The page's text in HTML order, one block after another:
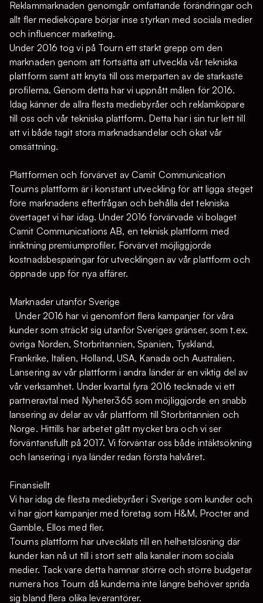
Reklammarknaden genomgår omfattande förändringar och
allt fler medieköpare börjar inse styrkan med sociala medier
och influencer marketing.
Under 2016 tog vi på Tourn ett starkt grepp om den
marknaden genom att fortsätta att utveckla vår tekniska
plattform samt att knyta till oss merparten av de starkaste
profilerna. Genom detta har vi uppnått målen för 2016.
Idag känner de allra flesta mediebyråer och reklamköpare
till oss och vår tekniska plattform. Detta har i sin tur lett till
att vi både tagit stora marknadsandelar och ökat vår
omsättning.
Plattformen och förvärvet av Camit Communication
Tourns plattform är i konstant utveckling för att ligga steget
före marknadens efterfrågan och behålla det tekniska
övertaget vi har idag. Under 2016 förvärvade vi bolaget
Camit Communications AB, en teknisk plattform med
inriktning premiumprofiler. Förvärvet möjliggjorde
kostnadsbesparingar för utvecklingen av vår plattform och
öppnade upp för nya affärer.
Marknader utanför Sverige
Under 2016 har vi genomfört flera kampanjer för våra
kunder som sträckt sig utanför Sveriges gränser, som t.ex.
övriga Norden, Storbritannien, Spanien, Tyskland,
Frankrike, Italien, Holland, USA, Kanada och Australien.
Lansering av vår plattform i andra länder är en viktig del av
vår verksamhet. Under kvartal fyra 2016 tecknade vi ett
partneravtal med Nyheter365 som möjliggjorde en snabb
lansering av delar av vår plattform till Storbritannien och
Norge. Hittills har arbetet gått mycket bra och vi ser
förväntansfullt på 2017. Vi förväntar oss både intäktsökning
och lansering i nya länder redan första halvåret.
Finansiellt
Vi har idag de flesta mediebyråer i Sverige som kunder och
vi har gjort kampanjer med företag som H&M, Procter and
Gamble, Ellos med fler.
Tourns plattform har utvecklats till en helhetslösning där
kunder kan nå ut till i stort sett alla kanaler inom sociala
medier. Tack vare detta hamnar större och större budgetar
numera hos Tourn då kunderna inte längre behöver sprida
sig bland flera olika leverantörer.